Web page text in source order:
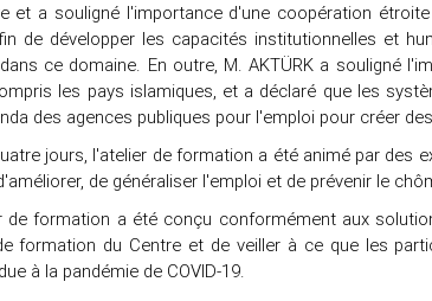
et a souligné l'importance d'une coopération
de développer les capacités institutionnelles et
ce domaine. En outre, M. AKTÜRK a souligné
les pays islamiques, et a déclaré que les
des agences publiques pour l'emploi pour créer
jours, l'atelier de formation a été animé par des
de généraliser l'emploi et de prévenir le
de formation a été conçu conformément aux
formation du Centre et de veiller à ce que les
à la pandémie de COVID-19.